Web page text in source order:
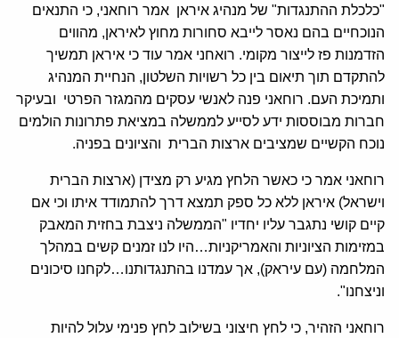
"כלכלת ההתנגדות" של מנהיג איראן אמר רוחאני, כי התנאים
הנוכחיים בהם נאסר לייבא סחורות מחוץ לאיראן, מהווים
הזדמנות פז לייצור מקומי. רואחני אמר עוד כי איראן תמשיך
להתקדם תוך תיאום בין כל רשויות השלטון, הנחיית המנהיג
ותמיכת העם. רוחאני פנה לאנשי עסקים מהמגזר הפרטי ובעיקר
חברות מבוססות ידע לסייע לממשלה במציאת פתרונות הולמים
נוכח הקשיים שמציבים ארצות הברית והציונים בפניה.
רוחאני אמר כי כאשר הלחץ מגיע רק מצידן (ארצות הברית
וישראל) איראן ללא כל ספק תמצא דרך להתמודד איתו וכי אם
קיים קושי נתגבר עליו יחדיו "הממשלה ניצבת בחזית המאבק
במזימות הציוניות והאמריקניות…היו לנו זמנים קשים במהלך
המלחמה (עם עיראק), אך עמדנו בהתנגדותנו…לקחנו סיכונים
וניצחנו".
רוחאני הזהיר, כי לחץ חיצוני בשילוב לחץ פנימי עלול להיות